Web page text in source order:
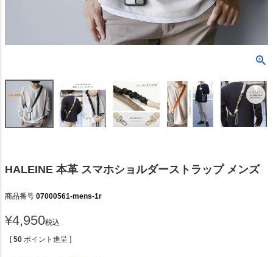
HALEINE 本革 スマホショルダーストラップ メンズ
商品番号 07000561-mens-1r
¥4,950税込
[ 50 ポイント進呈 ]